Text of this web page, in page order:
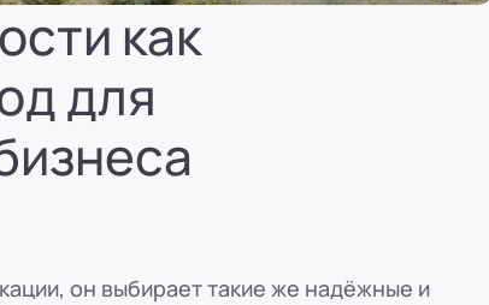
153)
153)
153)
как
для
он выбирает такие же надёжные и